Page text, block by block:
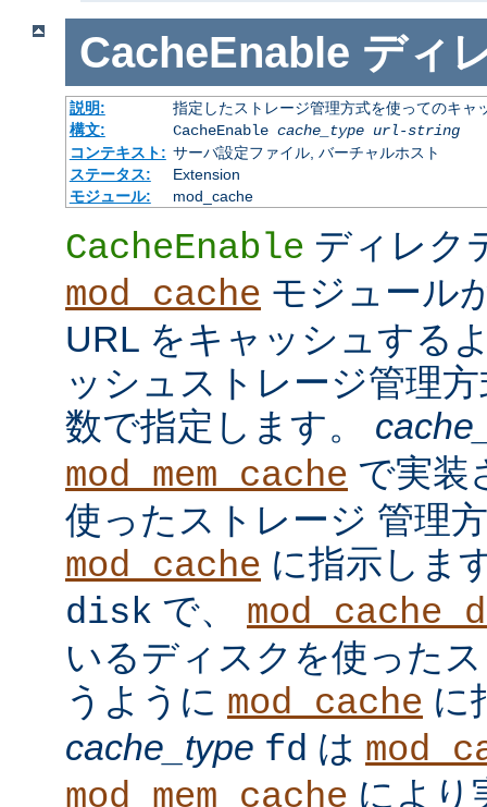
CacheEnable ディ
説明:
指定したストレージ管理方式を使ってのキャ
構文:
CacheEnable cache_type url-string
コンテキスト: サーバ設定ファイル, バーチャルホスト
ステータス:
Extension
モジュール:
mod_cache
CacheEnable ディレク
mod_cache モジュール
URL をキャッシュする
ッシュストレージ管理
数で指定します。
mod_mem_cache で実装
使ったストレージ 管理
mod_cache に指示しま
disk で、
いるディスクを使った
うように mod_cache に
cache_type fd は
mod_mem_cache により